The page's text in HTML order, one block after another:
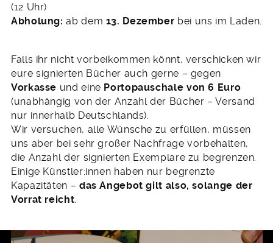
(12 Uhr)
Abholung: ab dem 13. Dezember bei uns im Laden.
Falls ihr nicht vorbeikommen könnt, verschicken wir
eure signierten Bücher auch gerne – gegen
Vorkasse und eine Portopauschale von 6 Euro
(unabhängig von der Anzahl der Bücher – Versand
nur innerhalb Deutschlands).
Wir versuchen, alle Wünsche zu erfüllen, müssen
uns aber bei sehr großer Nachfrage vorbehalten,
die Anzahl der signierten Exemplare zu begrenzen.
Einige Künstler:innen haben nur begrenzte
Kapazitäten – das Angebot gilt also, solange der
Vorrat reicht